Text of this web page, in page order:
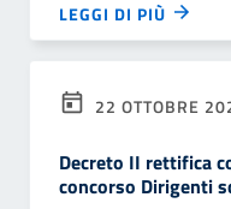
LEGGI DI PIÙ
22 OTTOBRE
Decreto II rettifica
concorso Dirigenti